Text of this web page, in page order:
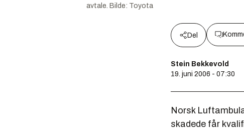
avtale. Bilde: Toyota
Del
Stein Bekkevold
19. juni 2006 - 07:30
Norsk
skadede får